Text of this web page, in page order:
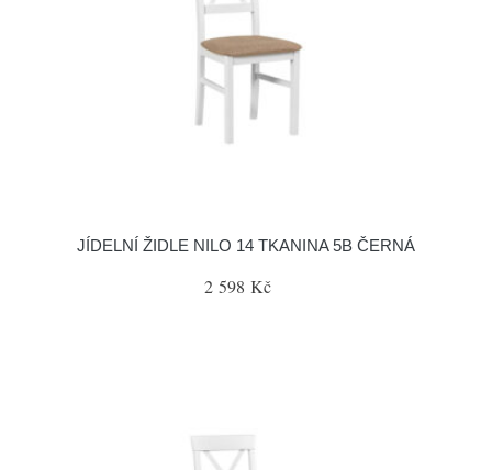
JÍDELNÍ ŽIDLE NILO 14 TKANINA 5B ČERNÁ
2 598 Kč